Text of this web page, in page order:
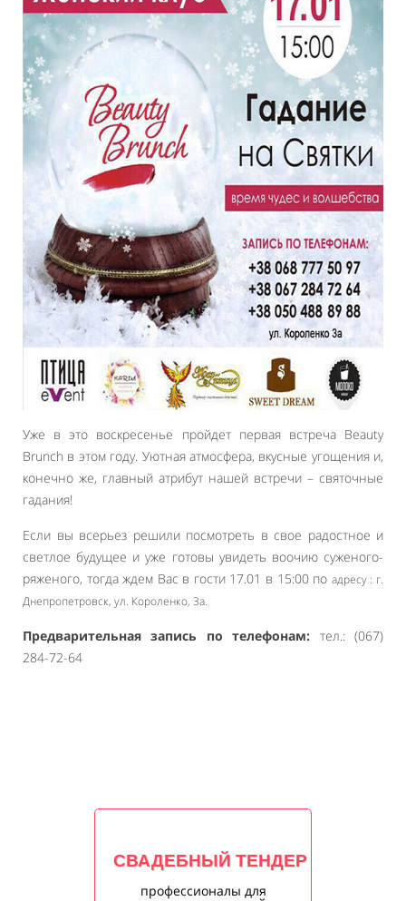
Уже в это воскресенье пройдет первая встреча Beauty
Brunch в этом году. Уютная атмосфера, вкусные угощения и,
конечно же, главный атрибут нашей встречи – святочные
гадания!
Если вы всерьез решили посмотреть в свое радостное и
светлое будущее и уже готовы увидеть воочию суженого-
ряженого, тогда ждем Вас в гости 17.01 в 15:00 по адресу : г.
Днепропетровск, ул. Короленко, 3а.
Предварительная запись по телефонам: тел.: (067)
284-72-64
СВАДЕБНЫЙ ТЕНДЕР
профессионалы для